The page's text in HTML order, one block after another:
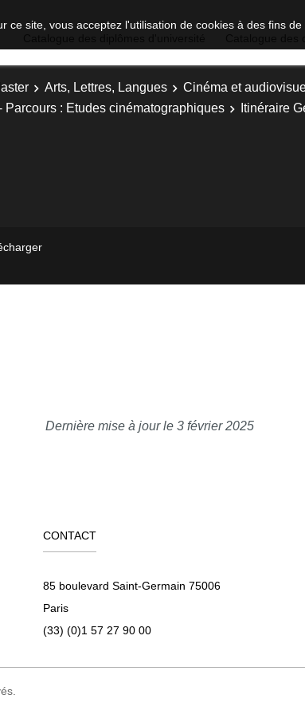
ce site, vous acceptez l'utilisation de cookies à des fins
Arts, Lettres, Langues
Cinéma et
Parcours : Etudes cinématographiques
Itinéraire
Dernière mise à jour le 3 février 2025
CONTACT
85 boulevard Saint-Germain 75006
Paris
(33) (0)1 57 27 90 00